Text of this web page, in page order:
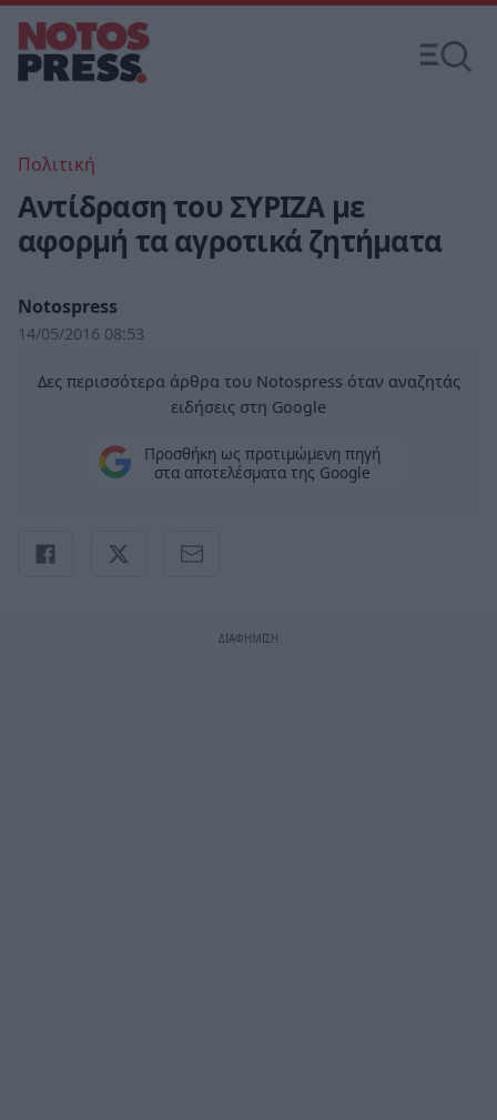
Πολιτική
Αντίδραση του ΣΥΡΙΖΑ με
αφορμή τα αγροτικά ζητήματα
Notospress
14/05/2016 08:53
Δες περισσότερα άρθρα του Notospress όταν αναζητάς
ειδήσεις στη Google
Προσθήκη ως προτιμώμενη πηγή
στα αποτελέσματα της Google